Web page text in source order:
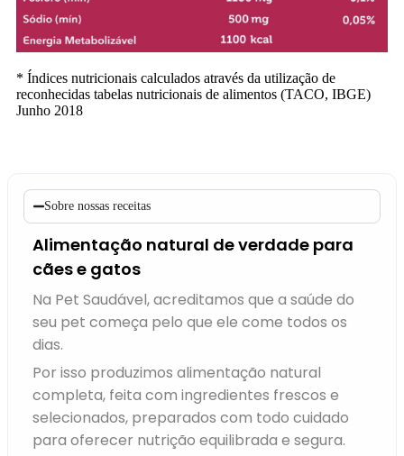
* Índices nutricionais calculados através da utilização de
reconhecidas tabelas nutricionais de alimentos (TACO, IBGE)
Junho 2018
Sobre nossas receitas
Alimentação natural de verdade para
cães e gatos
Na Pet Saudável, acreditamos que a saúde do
seu pet começa pelo que ele come todos os
dias.
Por isso produzimos alimentação natural
completa, feita com ingredientes frescos e
selecionados, preparados com todo cuidado
para oferecer nutrição equilibrada e segura.